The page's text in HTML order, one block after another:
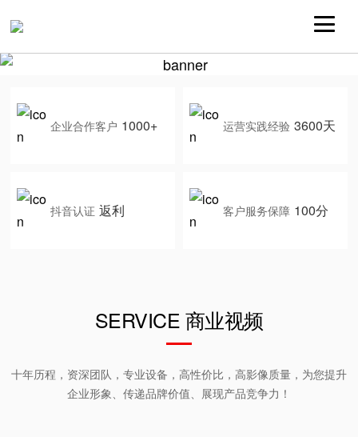
企业合作客户 1000+ 运营实践经验 3600天
抖音认证 返利 客户服务保障 100分
SERVICE 商业视频
十年历程，资深团队，专业设备，高性价比，高影像质量，为您提升
企业形象、传递品牌价值、展现产品竞争力！